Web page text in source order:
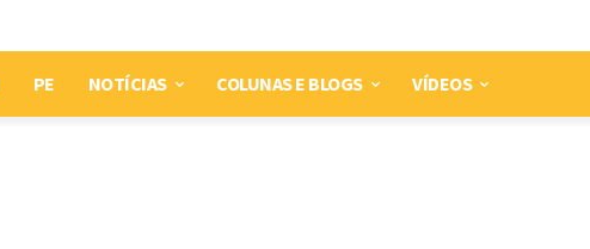
PE NOTÍCIAS COLUNAS E BLOGS VÍDEOS